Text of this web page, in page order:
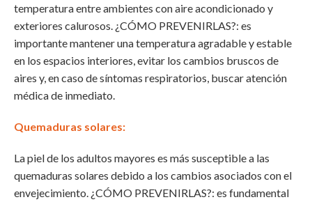
temperatura entre ambientes con aire acondicionado y
exteriores calurosos. ¿CÓMO PREVENIRLAS?: es
importante mantener una temperatura agradable y estable
en los espacios interiores, evitar los cambios bruscos de
aires y, en caso de síntomas respiratorios, buscar atención
médica de inmediato.
Quemaduras solares:
La piel de los adultos mayores es más susceptible a las
quemaduras solares debido a los cambios asociados con el
envejecimiento. ¿CÓMO PREVENIRLAS?: es fundamental